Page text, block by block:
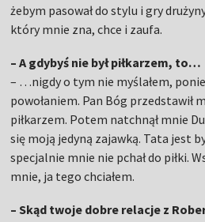
żebym pasował do stylu i gry
który mnie zna, chce i zaufa.
– A gdybyś nie był piłkarzem, to…
– …nigdy o tym nie myślałem,
powołaniem. Pan Bóg przedstawił
piłkarzem. Potem natchnął mnie
się moją jedyną zajawką. Tata jest
specjalnie mnie nie pchał do piłki.
mnie, ja tego chciałem.
– Skąd twoje dobre relacje z